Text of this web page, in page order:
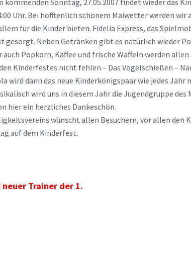
kommenden Sonntag, 27.05.2007 findet wieder das
Uhr. Bei hofftenlich schönem Maiwetter werden wir
für die Kinder bieten. Fidelia Express, das
gesorgt. Neben Getränken gibt es natürlich wieder
auch Popkorn, Kaffee und frische Waffeln werden
Kinderfestes nicht fehlen – Das Vogelschießen –
wird dann das neue Kinderkönigspaar wie jedes
wird uns in diesem Jahr die Jugendgruppe des
hier ein herzliches Dankeschön.
wünscht allen Besuchern, vor allen den
auf dem Kinderfest.
Trainer der 1.